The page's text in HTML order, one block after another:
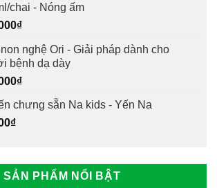
chai - Nóng ấm
₫
nghệ Ori - Giải pháp dành cho
bệnh dạ dày
₫
chưng sẵn Na kids - Yến Na
₫
SẢN PHẨM NỔI BẬT